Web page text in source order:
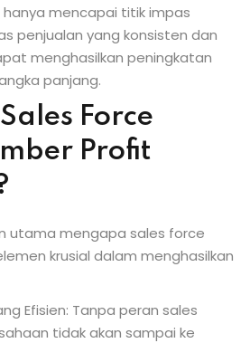
mencapai titik impas
penjualan yang konsisten dan
menghasilkan peningkatan
panjang.
Force
Profit
utama mengapa sales force
krusial dalam menghasilkan
Efisien: Tanpa peran sales
tidak akan sampai ke